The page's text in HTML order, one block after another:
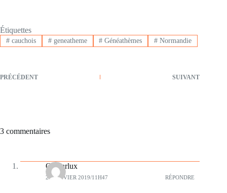
Étiquettes
#cauchois #geneatheme # Généathèmes # Normandie
PRÉCÉDENT SUIVANT
3 commentaires
Ojycarlux
26 JANVIER 2019/11H47 RÉPONDRE